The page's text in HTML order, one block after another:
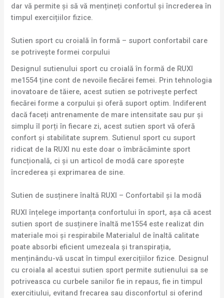
dar vă permite și să vă mențineți confortul și încrederea în
timpul exercițiilor fizice.
Sutien sport cu croială în formă – suport confortabil care
se potrivește formei corpului
Designul sutienului sport cu croială în formă de RUXI
me1554 ține cont de nevoile fiecărei femei. Prin tehnologia
inovatoare de tăiere, acest sutien se potrivește perfect
fiecărei forme a corpului și oferă suport optim. Indiferent
dacă faceți antrenamente de mare intensitate sau pur și
simplu îl porți în fiecare zi, acest sutien sport vă oferă
confort și stabilitate suprem. Sutienul sport cu suport
ridicat de la RUXI nu este doar o îmbrăcăminte sport
funcțională, ci și un articol de modă care sporește
încrederea și exprimarea de sine.
Sutien de susținere înaltă RUXI – Confortabil și la modă
RUXI înțelege importanța confortului în sport, așa că acest
sutien sport de susținere înaltă me1554 este realizat din
materiale moi și respirabile Materialul de înaltă calitate
poate absorbi eficient umezeala și transpirația,
menținându-vă uscat în timpul exercițiilor fizice. Designul
cu croiala al acestui sutien sport permite sutienului sa se
potriveasca cu curbele sanilor fie in repaus, fie in timpul
exercitiului, evitand frecarea sau disconfortul si oferind